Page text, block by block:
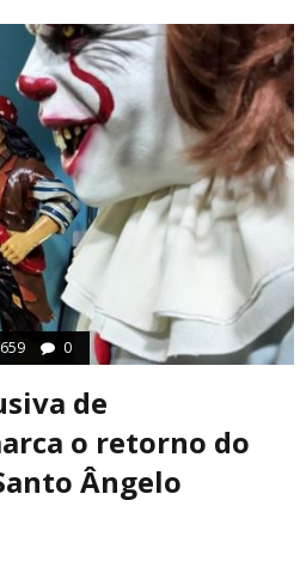
0
de
o retorno do
Ângelo